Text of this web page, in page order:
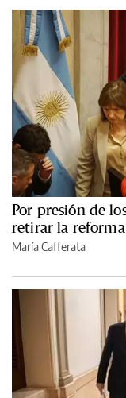
Por presión de
retirar la
María Cafferata